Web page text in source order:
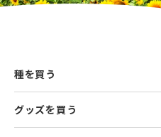
種を買う
グッズを買う